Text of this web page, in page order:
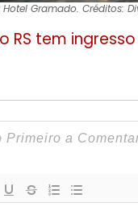
Hotel Gramado. Créditos: